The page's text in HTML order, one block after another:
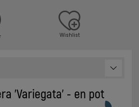
Wishlist
'Variegata' - en pot